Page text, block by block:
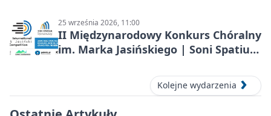
25 września 2026, 11:00
II Międzynarodowy Konkurs Chóralny
im. Marka Jasińskiego | Soni Spatium
Kolejne wydarzenia